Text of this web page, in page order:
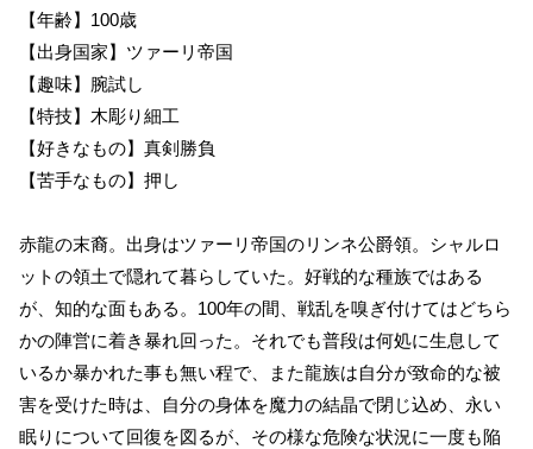
【年齢】100歳
【出身国家】ツァーリ帝国
【趣味】腕試し
【特技】木彫り細工
【好きなもの】真剣勝負
【苦手なもの】押し
赤龍の末裔。出身はツァーリ帝国のリンネ公爵領。シャルロ
ットの領土で隠れて暮らしていた。好戦的な種族ではある
が、知的な面もある。100年の間、戦乱を嗅ぎ付けてはどちら
かの陣営に着き暴れ回った。それでも普段は何処に生息して
いるか暴かれた事も無い程で、また龍族は自分が致命的な被
害を受けた時は、自分の身体を魔力の結晶で閉じ込め、永い
眠りについて回復を図るが、その様な危険な状況に一度も陥